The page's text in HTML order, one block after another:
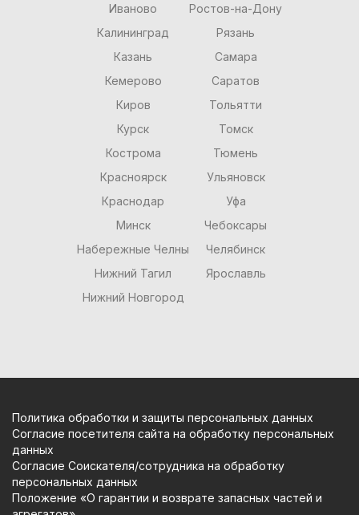
Иваново
Калининград
Казань
Кемерово
Киров
Курск
Кострома
Красноярск
Краснодар
Минск
Набережные Челны
Нижний Тагил
Нижний Новгород
Ростов-на-Дону
Рязань
Самара
Саратов
Тольятти
Томск
Тюмень
Ульяновск
Уфа
Чебоксары
Челябинск
Ярославль
Политика обработки и защиты персональных данных
Согласие посетителя сайта на обработку персональных
данных
Согласие Соискателя/сотрудника на обработку
персональных данных
Положение «О гарантии и возврате запасных частей и